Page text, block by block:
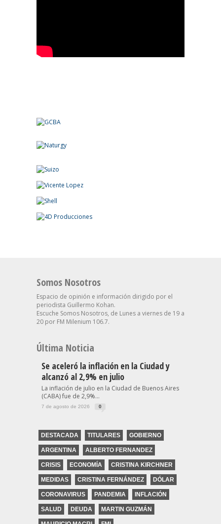
Somos Nosotros
Espacio de opinión e información dirigido por el
periodista Guillermo Kohan.
Escuche Somos Nosotros, de Lunes a viernes de 19 a
20 por FM Milenium 106.7.
Última Noticia
Se aceleró la inflación en la Ciudad y
alcanzó al 2,9% en julio
La inflación de julio en la Ciudad de Buenos Aires
(CABA) fue de 2,9%...
7 de agosto de 2026 0
DESTACADA TITULARES GOBIERNO
ARGENTINA ALBERTO FERNANDEZ
CRISIS ECONOMÍA CRISTINA KIRCHNER
MEDIDAS CRISTINA FERNÁNDEZ DÓLAR
CORONAVIRUS PANDEMIA INFLACIÓN
SALUD DEUDA MARTIN GUZMÁN